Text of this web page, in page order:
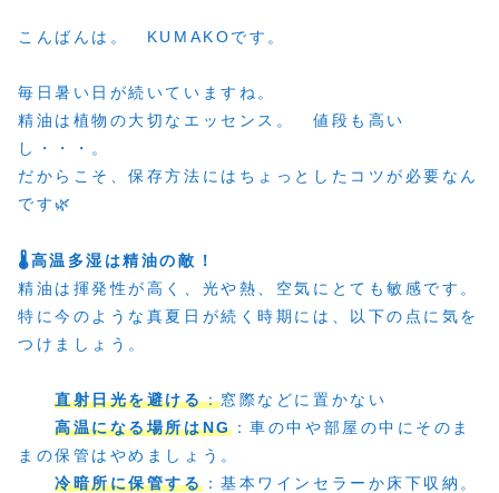
こんばんは。 KUMAKOです。
毎日暑い日が続いていますね。
精油は植物の大切なエッセンス。 値段も高い
し・・・。
だからこそ、保存方法にはちょっとしたコツが必要なん
です🌿
🌡️高温多湿は精油の敵！
精油は揮発性が高く、光や熱、空気にとても敏感です。
特に今のような真夏日が続く時期には、以下の点に気を
つけましょう。
直射日光を避ける：窓際などに置かない
高温になる場所はNG：車の中や部屋の中にそのま
まの保管はやめましょう。
冷暗所に保管する：基本ワインセラーか床下収納。